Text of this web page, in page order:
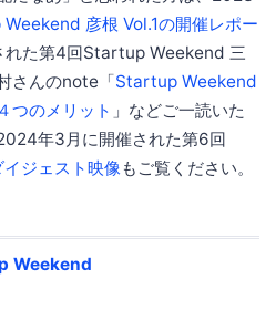
彦根 Vol.1の開催レポー
れた第4回Startup Weekend 三
さんのnote「Startup Weekend
つのメリット 」などご一読いた
年3月に開催された第6回
イジェスト映像もご覧ください。
Weekend